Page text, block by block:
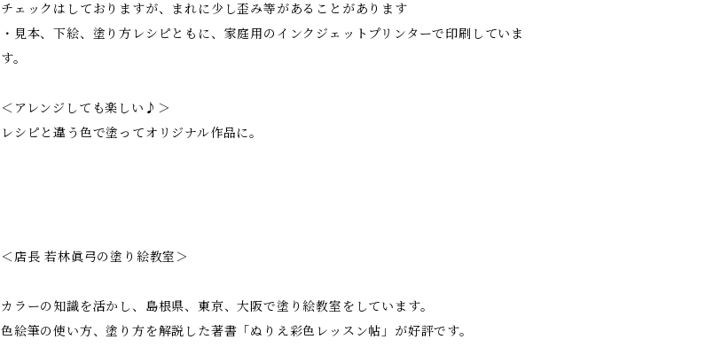
チェックはしておりますが、まれに少し歪み等があることがあります
・見本、下絵、塗り方レシピともに、家庭用のインクジェットプリンターで印刷していま
す。
＜アレンジしても楽しい♪＞
レシピと違う色で塗ってオリジナル作品に。
＜店長 若林眞弓の塗り絵教室＞
カラーの知識を活かし、島根県、東京、大阪で塗り絵教室をしています。
色絵筆の使い方、塗り方を解説した著書「ぬりえ彩色レッスン帖」が好評です。